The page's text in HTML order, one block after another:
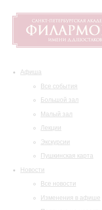
Афиша
Все события
Большой зал
Малый зал
Лекции
Экскурсии
Пушкинская карта
Новости
Все новости
Изменения в афише